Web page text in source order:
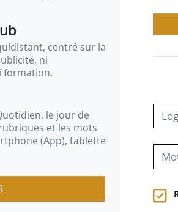
centré sur la
ni
formation.
le jour de
et les mots
(App), tablette